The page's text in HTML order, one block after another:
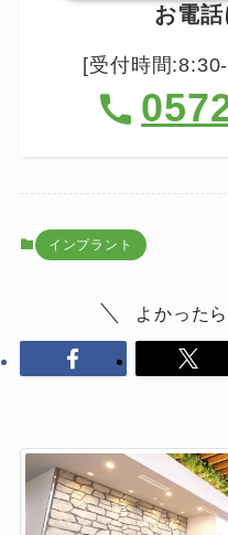
お電
[受付時間
インプラント
よかった